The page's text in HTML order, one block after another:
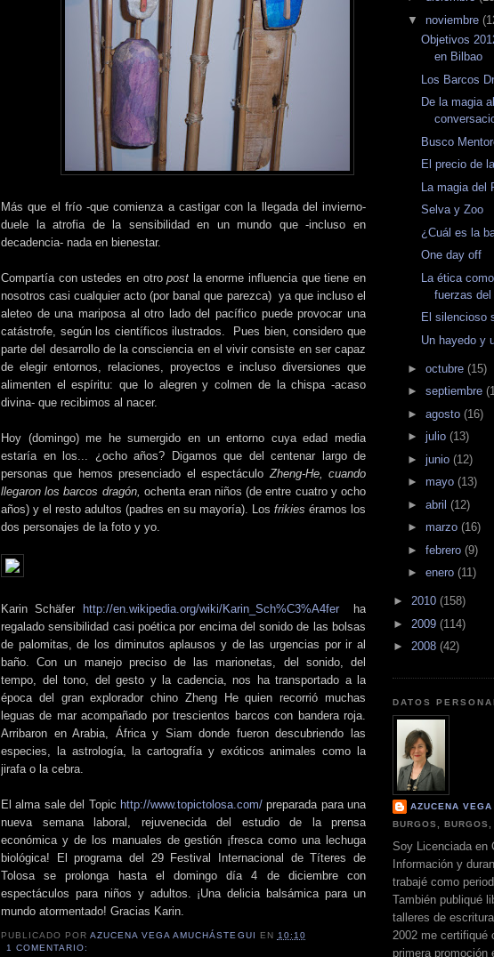
Más que el frío -que comienza a castigar con la llegada del invierno-
duele la atrofia de la sensibilidad en un mundo que -incluso en
decadencia- nada en bienestar.
Compartía con ustedes en otropost la enorme influencia que tiene en
nosotros casi cualquier acto (por banal que parezca) ya que incluso el
aleteo de una mariposa al otro lado del pacífico puede provocar una
catástrofe, según los científicos ilustrados. Pues bien, considero que
parte del desarrollo de la consciencia en el vivir consiste en ser capaz
de elegir entornos, relaciones, proyectos e incluso diversiones que
alimenten el espíritu: que lo alegren y colmen de la chispa -acaso
divina- que recibimos al nacer.
Hoy (domingo) me he sumergido en un entorno cuya edad media
estaría en los... ¿ocho años? Digamos que del centenar largo de
personas que hemos presenciado el espectáculoZheng-He, cuando
llegaron los barcos dragón, ochenta eran niños (de entre cuatro y ocho
años) y el resto adultos (padres en su mayoría). Los frikies éramos los
dos personajes de la foto y yo.
Karin Schäfer http://en.wikipedia.org/wiki/Karin_Sch%C3%A4ferha
regalado sensibilidad casi poética por encima del sonido de las bolsas
de palomitas, de los diminutos aplausos y de las urgencias por ir al
baño. Con un manejo preciso de las marionetas, del sonido, del
tempo, del tono, del gesto y la cadencia, nos ha transportado a la
época del gran explorador chino Zheng He quien recorrió muchas
leguas de mar acompañado por trescientos barcos con bandera roja.
Arribaron en Arabia, África y Siam donde fueron descubriendo las
especies, la astrología, la cartografía y exóticos animales como la
jirafa o la cebra.
El alma sale del Topic http://www.topictolosa.com/preparada para una
nueva semana laboral, rejuvenecida del estudio de la prensa
económica y de los manuales de gestión ¡fresca como una lechuga
biológica! El programa del 29 Festival Internacional de Títeres de
Tolosa se prolonga hasta el domingo día 4 de diciembre con
espectáculos para niños y adultos. ¡Una delicia balsámica para un
mundo atormentado! Gracias Karin.
PUBLICADO PORAZUCENA VEGA AMUCHÁSTEGUI EN 10:10
1 COMENTARIO:
▼ noviembre
Objetivos
en Bilbao
Los Barcos
De la magia
Busco
El precio de
La magia del
Selva y Zoo
¿Cuál es la
One day off
La ética
fuerzas
El silencioso
Un hayedo y
► octubre (15)
► septiembre
► agosto (16)
► julio (13)
► junio (12)
► mayo (13)
► abril (12)
► marzo (16)
► febrero (9)
► enero (11)
► 2010 (158)
► 2009 (114)
► 2008 (42)
DATOS
AZUCENA
BURGOS,
Soy Licenciada en
Información y
trabajé como
También publiqué
talleres de
2002 me certifiqué
primera promoción